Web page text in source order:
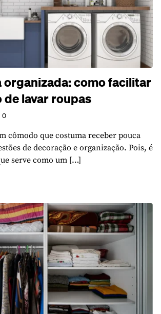
organizada: como facilitar
de lavar roupas
0
cômodo que costuma receber pouca
de decoração e organização. Pois, é
serve como um […]